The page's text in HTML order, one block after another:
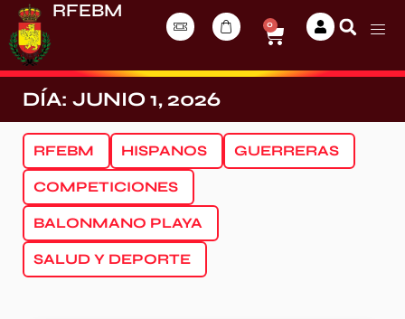
RFEBM
0
DÍA: JUNIO 1, 2026
RFEBM HISPANOS GUERRERAS
COMPETICIONES
BALONMANO PLAYA
SALUD Y DEPORTE